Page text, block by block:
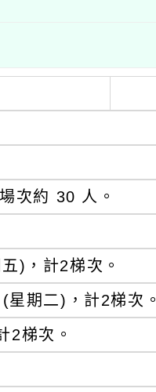
次約 30 人。
)，計2梯次。
期二)，計2梯次。
2梯次。